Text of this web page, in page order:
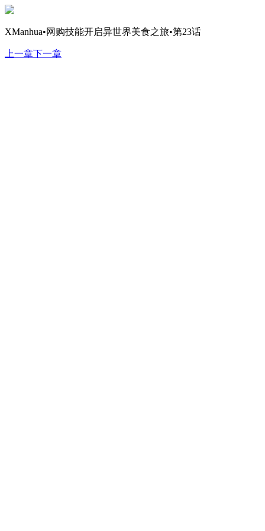
XManhua•网购技能开启异世界美食之旅•第23话
上一章下一章